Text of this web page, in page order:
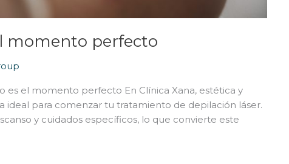
momento perfecto
es el momento perfecto En Clínica Xana, estética y
ideal para comenzar tu tratamiento de depilación láser.
y cuidados específicos, lo que convierte este